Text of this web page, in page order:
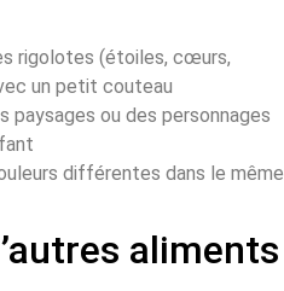
rigolotes (étoiles, cœurs,
un petit couteau
paysages ou des personnages
différentes dans le même
aliments